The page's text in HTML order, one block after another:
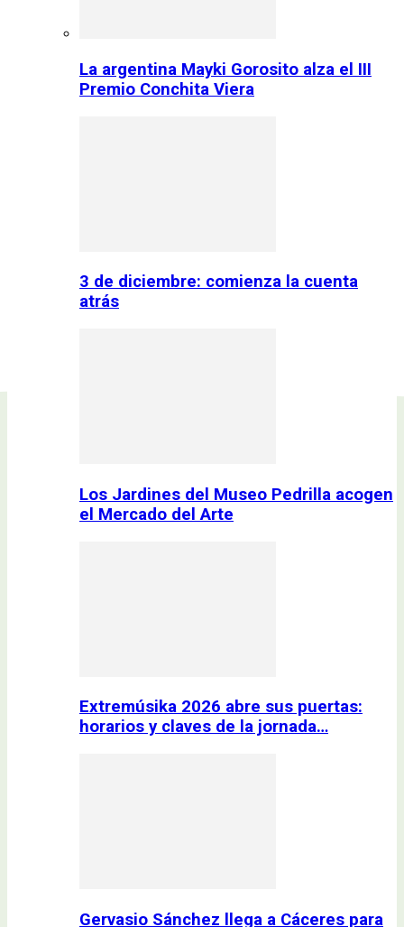
La argentina Mayki Gorosito alza el III
Premio Conchita Viera
3 de diciembre: comienza la cuenta
atrás
Los Jardines del Museo Pedrilla acogen
el Mercado del Arte
Extremúsika 2026 abre sus puertas:
horarios y claves de la jornada…
Gervasio Sánchez llega a Cáceres para